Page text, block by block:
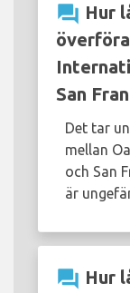
question_answer Hur
San
Det tar
mellan
och San
är
question_answer Hur